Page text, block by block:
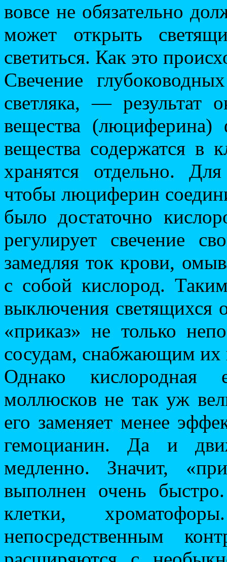
вовсе не обязательно
может открыть
светиться. Как это
Свечение
светляка, — результат
вещества
вещества содержатся в
хранятся отдельно.
чтобы люциферин
было достаточно
регулирует свечение
замедляя ток крови,
с собой кислород.
выключения светящихся
«приказ» не только
сосудам, снабжающим их
Однако кислородная
моллюсков не так уж
его заменяет менее
гемоцианин. Да и
медленно. Значит,
выполнен очень
клетки,
непосредственным